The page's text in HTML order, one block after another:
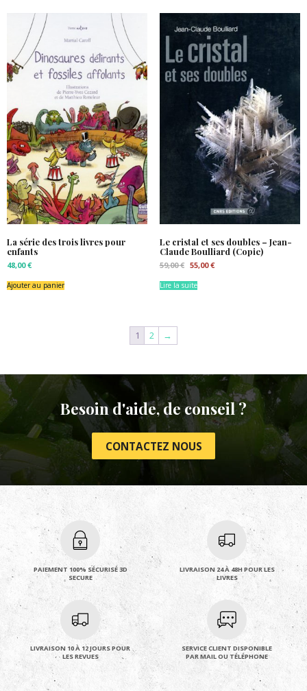
La série des trois livres pour
enfants
48,00€
Ajouter au panier
Le cristal et ses doubles – Jean-
Claude Boulliard (Copie)
59,00€ Le
initial
était :
55,00€Le
Lire la suite
1 2 →
Besoin d'aide, de conseil ?
CONTACTEZ NOUS
PAIEMENT 100% SÉCURISÉ 3D
SECURE
LIVRAISON 24 À 48H POUR LES
LIVRES
LIVRAISON 10 À 12 JOURS POUR
LES REVUES
SERVICE CLIENT DISPONIBLE
PAR MAIL OU TÉLÉPHONE